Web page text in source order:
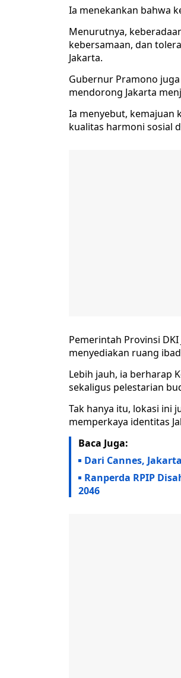
Ia menekankan bahwa
Menurutnya,
kebersamaan, dan
Jakarta.
Gubernur Pramono
mendorong Jakarta
Ia menyebut, kemajuan
kualitas harmoni sosial
Pemerintah Provinsi
menyediakan ruang
Lebih jauh, ia berharap
sekaligus pelestarian
Tak hanya itu, lokasi ini
memperkaya identitas
Baca Juga:
Dari Cannes,
Ranperda RPIP
2046